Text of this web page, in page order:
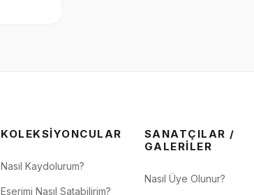
KOLEKSIYONCULAR
Nasıl Kaydolurum?
Eserimi Nasıl Satabilirim?
SANATÇILAR /
GALERILER
Nasıl Üye Olunur?